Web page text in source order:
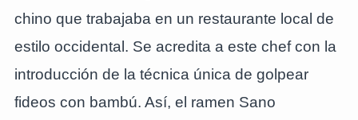
chino que trabajaba en un restaurante local de
estilo occidental. Se acredita a este chef con la
introducción de la técnica única de golpear
fideos con bambú. Así, el ramen Sano